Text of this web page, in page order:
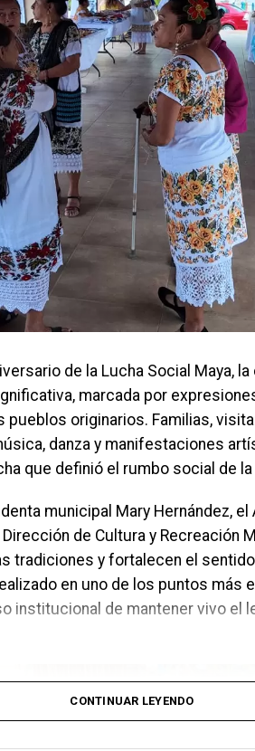
de la Lucha Social Maya,
marcada por
pueblos originarios. Familias,
danza y manifestaciones
que definió el rumbo social de la
municipal Mary Hernández, el
de Cultura y Recreación
tradiciones y fortalecen el
en uno de los puntos más
institucional de mantener vivo el
CONTINUAR LEYENDO